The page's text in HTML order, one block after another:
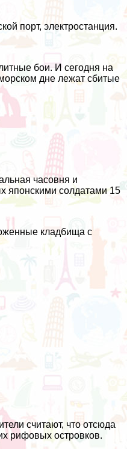
порт, электростанция.
бои. И сегодня на
дне лежат сбитые
часовня и
японскими солдатами 15
кладбища с
считают, что отсюда
рифовых островков.